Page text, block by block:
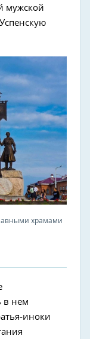
мужской
храмами
в нем
иноки